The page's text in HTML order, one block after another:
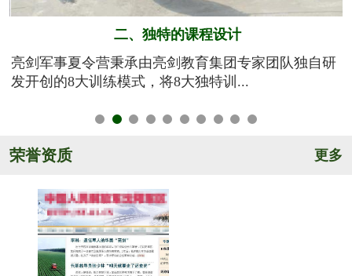
二、独特的课程设计
亮剑军事夏令营秉承由亮剑教育集团专家团队独自研
发开创的8大训练模式，将8大独特训...
荣誉资质 更多